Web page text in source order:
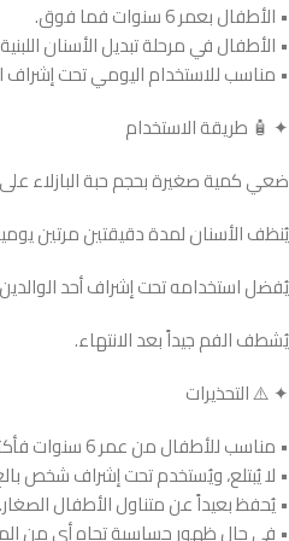
• الأطفال بعمر 6 سنوات فما فوق.
• الأطفال في مرحلة تبديل الأسنان
• مناسب للاستخدام اليومي تحت إشراف
✦ 🧴 طريقة الاستخدام
ضعي كمية صغيرة بحجم حبة البازلاء
يُنظف الأسنان لمدة دقيقتين مرتين
يُفضل استخدامه تحت إشراف أحد
يُشطف الفم جيداً بعد الانتهاء.
✦ ⚠️ التحذيرات
• مناسب للأطفال من عمر 6 سنوات فأكثر.
• لا يُبتلع، ويُستخدم تحت إشراف شخص
• يُحفظ بعيداً عن متناول الأطفال الصغار.
• في حال ظهور حساسية تجاه أي من